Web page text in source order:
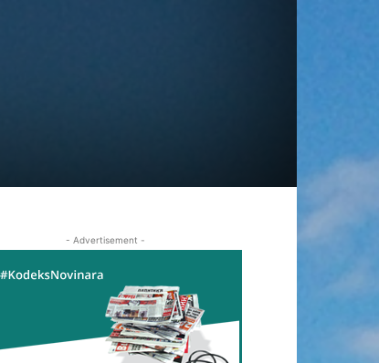
- Advertisement -